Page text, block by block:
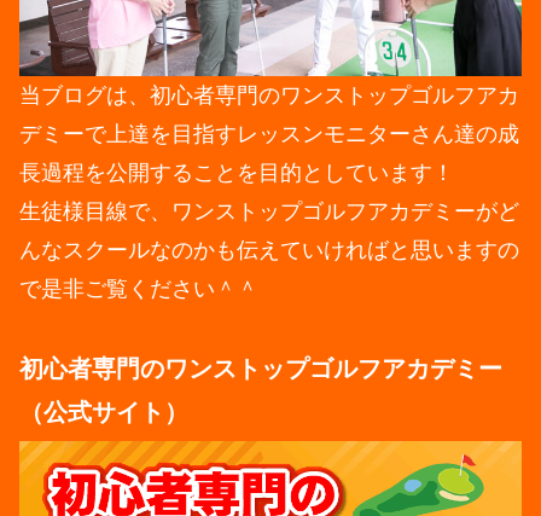
当ブログは、初心者専門のワンストップゴルフアカ
デミーで上達を目指すレッスンモニターさん達の成
長過程を公開することを目的としています！
生徒様目線で、ワンストップゴルフアカデミーがど
んなスクールなのかも伝えていければと思いますの
で是非ご覧ください＾＾
初心者専門のワンストップゴルフアカデミー
（公式サイト）